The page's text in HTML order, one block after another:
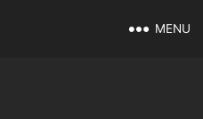
MENU